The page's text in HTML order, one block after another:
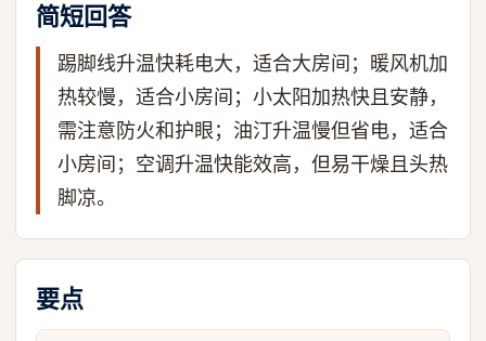
简短回答
踢脚线升温快耗电大，适合大房间；暖风机加
热较慢，适合小房间；小太阳加热快且安静，
需注意防火和护眼；油汀升温慢但省电，适合
小房间；空调升温快能效高，但易干燥且头热
脚凉。
要点